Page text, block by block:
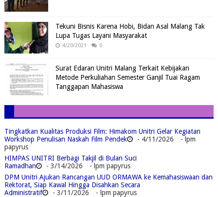
Tekuni Bisnis Karena Hobi, Bidan Asal Malang Tak
Lupa Tugas Layani Masyarakat
4/20/2021 0
Surat Edaran Unitri Malang Terkait Kebijakan
Metode Perkuliahan Semester Ganjil Tuai Ragam
Tanggapan Mahasiswa
Tingkatkan Kualitas Produksi Film: Himakom Unitri Gelar Kegiatan
Workshop Penulisan Naskah Film Pendek
- 4/11/2026
- lpm
papyrus
HIMPAS UNITRI Berbagi Takjil di Bulan Suci
Ramadhan
- 3/14/2026
- lpm papyrus
DPM Unitri Ajukan Rancangan UUD ORMAWA ke Kemahasiswaan dan
Rektorat, Siap Kawal Hingga Disahkan Secara
Administratif
- 3/11/2026
- lpm papyrus